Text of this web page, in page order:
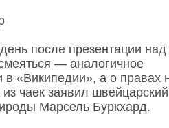
после презентации над
— аналогичное
«Википедии», а о правах
чаек заявил швейцарский
Марсель Буркхард.